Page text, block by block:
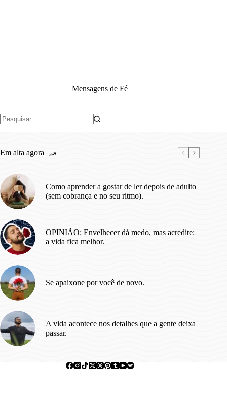
Mensagens de Fé
Em alta agora
Como aprender a gostar de ler depois de adulto
(sem cobrança e no seu ritmo).
OPINIÃO: Envelhecer dá medo, mas acredite:
a vida fica melhor.
Se apaixone por você de novo.
A vida acontece nos detalhes que a gente deixa
passar.